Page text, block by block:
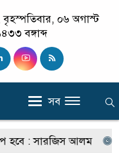
বৃহস্পতিবার, ০৬ অগাস্ট
বঙ্গাব্দ
সব
: সারজিস আলম যাদের